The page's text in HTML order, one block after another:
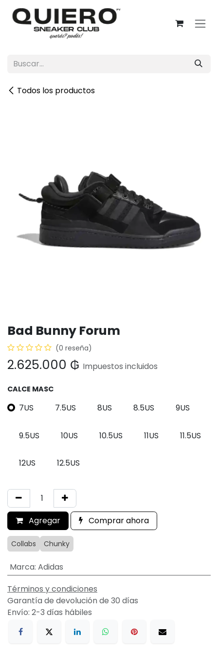
Ir al contenido
Todos los productos
Bad Bunny Forum
(0 reseña)
2.625.000 ₲ Impuestos incluidos
CALCE MASC
7US 7.5US 8US 8.5US 9US
9.5US 10US 10.5US 11US 11.5US
12US 12.5US
Agregar Comprar ahora
Collabs Chunky
Marca: Adidas
Términos y condiciones
Garantía de devolución de 30 días
Envío: 2-3 días hábiles